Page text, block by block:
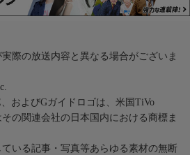
際の放送内容と異なる場合がございま
およびGガイドロゴは、米国TiVo
の関連会社の日本国内における商標ま
いる記事・写真等あらゆる素材の無断